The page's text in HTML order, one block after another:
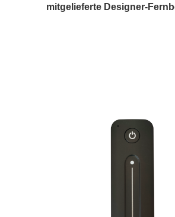
mitgelieferte Designer-